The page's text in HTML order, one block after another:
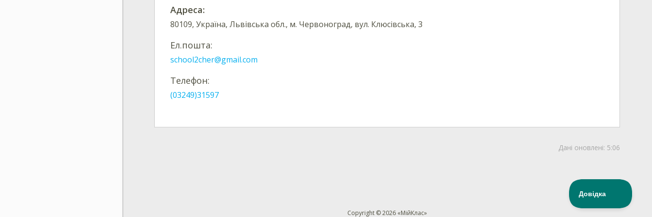
Адреса:
80109, Україна, Львівська обл., м. Червоноград, вул. Клюсівська, 3
Ел.пошта:
school2cher@gmail.com
Телефон:
(03249)31597
Дані оновлені: 5:06
Copyright © 2026 «МійКлас»